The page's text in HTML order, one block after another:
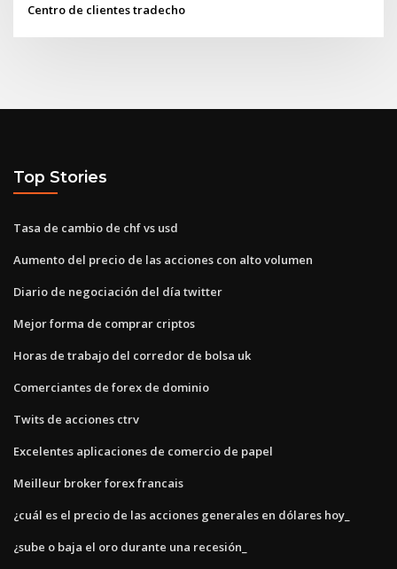
Centro de clientes tradecho
Top Stories
Tasa de cambio de chf vs usd
Aumento del precio de las acciones con alto volumen
Diario de negociación del día twitter
Mejor forma de comprar criptos
Horas de trabajo del corredor de bolsa uk
Comerciantes de forex de dominio
Twits de acciones ctrv
Excelentes aplicaciones de comercio de papel
Meilleur broker forex francais
¿cuál es el precio de las acciones generales en dólares hoy_
¿sube o baja el oro durante una recesión_